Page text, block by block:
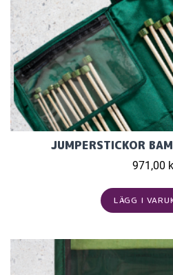
JUMPERSTICKOR
971,00
LÄGG I